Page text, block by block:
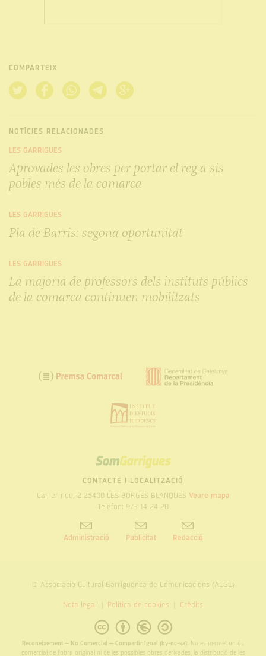
COMPARTEIX
NOTÍCIES RELACIONADES
LES GARRIGUES
Aprovades les obres per portar el reg a sis
pobles més de la comarca
LES GARRIGUES
Pla de Barris: segona oportunitat
LES GARRIGUES
La majoria de professors dels instituts públics
de la comarca continuen mobilitzats
SOM
GARRIGUES
CONTACTE I LOCALITZACIÓ
Carrer nou, 2 25400 LES BORGES BLANQUES Veure mapa
Telèfon: 973 14 24 20
Administració Publicitat Redacció
© Associació Cultural Garriguenca de Comunicacions (ACGC)
Nota legal Politica de cookies Crèdits
Reconeixement – No Comercial – Compartir Igual (by-nc-sa): No es permet un ús
comercial de l’obra original ni de les possibles obres derivades, la distribució de les